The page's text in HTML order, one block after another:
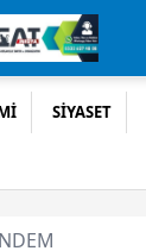
SİYASET